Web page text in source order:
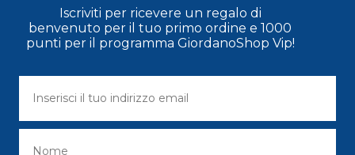
Iscriviti per ricevere un regalo di
benvenuto per il tuo primo ordine e 1000
punti per il programma GiordanoShop Vip!